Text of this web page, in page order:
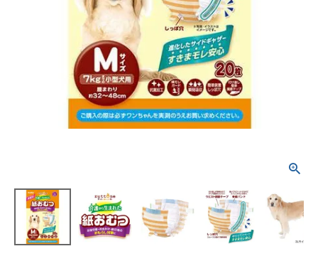
ACCOUNT MENU
ようこそ ゲスト 様
person 新規会員登録